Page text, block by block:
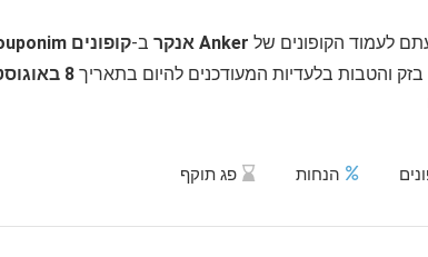
לעמוד הקופונים של Anker אנקר ב-קופונים Couponim
והטבות בלעדיות המעודכנים להיום בתאריך 8 באוגוסט 2026
הנחות פג תוקף